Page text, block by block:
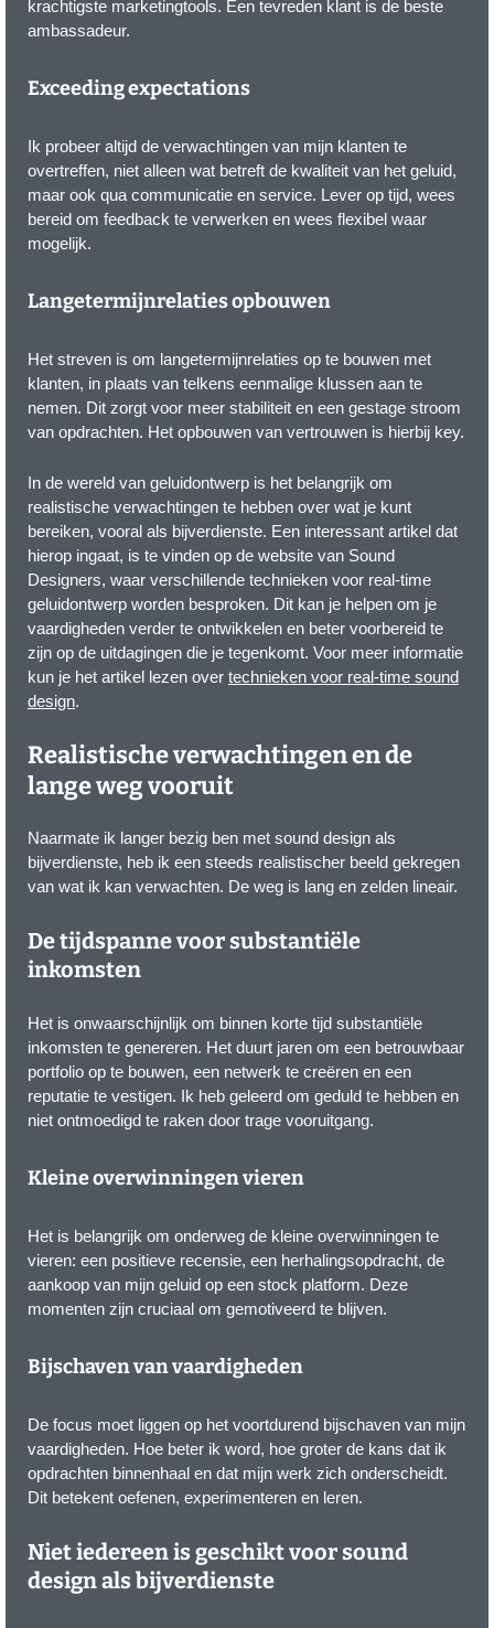
krachtigste marketingtools. Een tevreden klant is de beste
ambassadeur.
Exceeding expectations
Ik probeer altijd de verwachtingen van mijn klanten te
overtreffen, niet alleen wat betreft de kwaliteit van het geluid,
maar ook qua communicatie en service. Lever op tijd, wees
bereid om feedback te verwerken en wees flexibel waar
mogelijk.
Langetermijnrelaties opbouwen
Het streven is om langetermijnrelaties op te bouwen met
klanten, in plaats van telkens eenmalige klussen aan te
nemen. Dit zorgt voor meer stabiliteit en een gestage stroom
van opdrachten. Het opbouwen van vertrouwen is hierbij key.
In de wereld van geluidontwerp is het belangrijk om
realistische verwachtingen te hebben over wat je kunt
bereiken, vooral als bijverdienste. Een interessant artikel dat
hierop ingaat, is te vinden op de website van Sound
Designers, waar verschillende technieken voor real-time
geluidontwerp worden besproken. Dit kan je helpen om je
vaardigheden verder te ontwikkelen en beter voorbereid te
zijn op de uitdagingen die je tegenkomt. Voor meer informatie
kun je het artikel lezen over technieken voor real-time sound
design.
Realistische verwachtingen en de
lange weg vooruit
Naarmate ik langer bezig ben met sound design als
bijverdienste, heb ik een steeds realistischer beeld gekregen
van wat ik kan verwachten. De weg is lang en zelden lineair.
De tijdspanne voor substantiële
inkomsten
Het is onwaarschijnlijk om binnen korte tijd substantiële
inkomsten te genereren. Het duurt jaren om een betrouwbaar
portfolio op te bouwen, een netwerk te creëren en een
reputatie te vestigen. Ik heb geleerd om geduld te hebben en
niet ontmoedigd te raken door trage vooruitgang.
Kleine overwinningen vieren
Het is belangrijk om onderweg de kleine overwinningen te
vieren: een positieve recensie, een herhalingsopdracht, de
aankoop van mijn geluid op een stock platform. Deze
momenten zijn cruciaal om gemotiveerd te blijven.
Bijschaven van vaardigheden
De focus moet liggen op het voortdurend bijschaven van mijn
vaardigheden. Hoe beter ik word, hoe groter de kans dat ik
opdrachten binnenhaal en dat mijn werk zich onderscheidt.
Dit betekent oefenen, experimenteren en leren.
Niet iedereen is geschikt voor sound
design als bijverdienste